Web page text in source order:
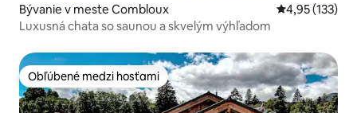
Bývanie v meste Combloux Priemerné
4,95 (133)
Luxusná chata so saunou a skvelým výhľadom
Obľúbené medzi hosťami
Obľúbené medzi hosťami